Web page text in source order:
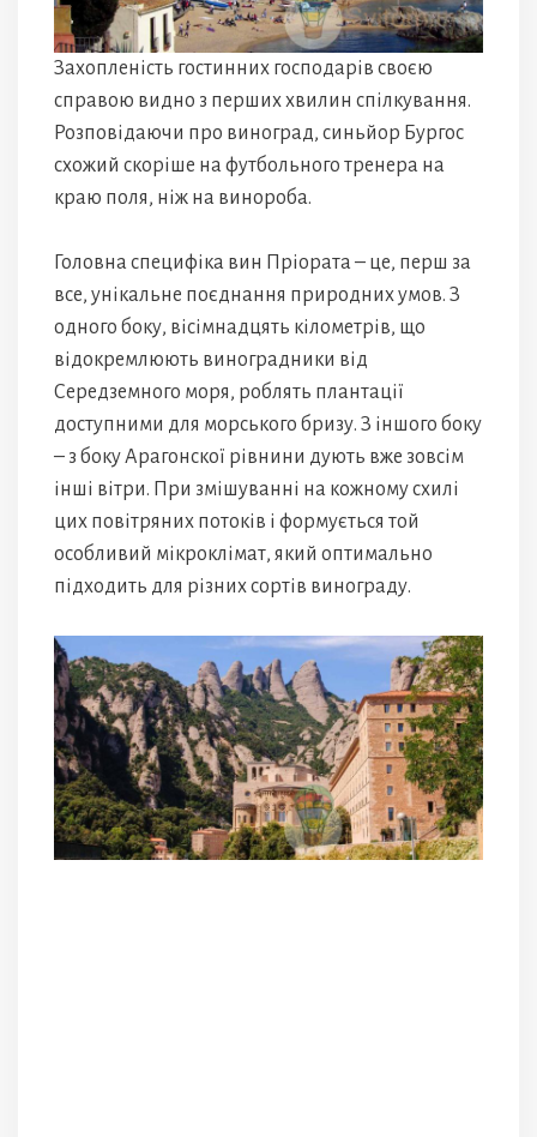
Захопленість гостинних господарів своєю
справою видно з перших хвилин спілкування.
Розповідаючи про виноград, синьйор Бургос
схожий скоріше на футбольного тренера на
краю поля, ніж на винороба.
Головна специфіка вин Пріората – це, перш за
все, унікальне поєднання природних умов. З
одного боку, вісімнадцять кілометрів, що
відокремлюють виноградники від
Середземного моря, роблять плантації
доступними для морського бризу. З іншого боку
– з боку Арагонскої рівнини дують вже зовсім
інші вітри. При змішуванні на кожному схилі
цих повітряних потоків і формується той
особливий мікроклімат, який оптимально
підходить для різних сортів винограду.